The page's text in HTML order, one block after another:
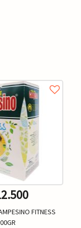
FITNESS